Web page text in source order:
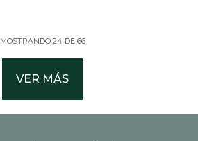
MOSTRANDO 24DE 66
VER MÁS